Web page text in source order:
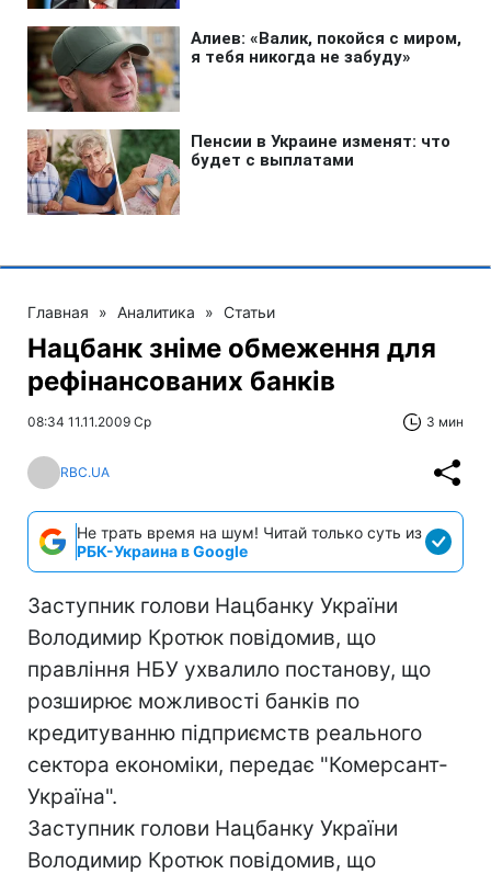
Главная » Аналитика » Статьи
Нацбанк зніме обмеження для
рефінансованих банків
08:34 11.11.2009 Ср 3 мин
RBC.UA
Не трать время на шум! Читай только суть из
РБК-Украина в Google
Заступник голови Нацбанку України
Володимир Кротюк повідомив, що
правління НБУ ухвалило постанову, що
розширює можливості банків по
кредитуванню підприємств реального
сектора економіки, передає "Комерсант-
Україна".
Заступник голови Нацбанку України
Володимир Кротюк повідомив, що